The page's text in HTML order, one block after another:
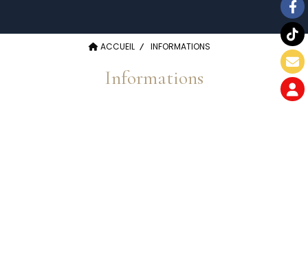
ACCUEIL INFORMATIONS
Informations